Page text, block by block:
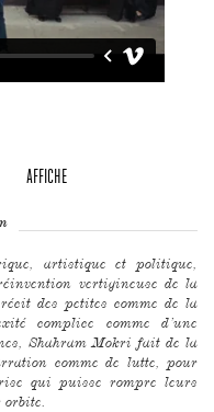
AFFICHE
artistique et politique,
vertigineuse de la
des petites comme de la
complice comme d’une
Shahram Mokri fait de la
comme de lutte, pour
qui puisse rompre leurs